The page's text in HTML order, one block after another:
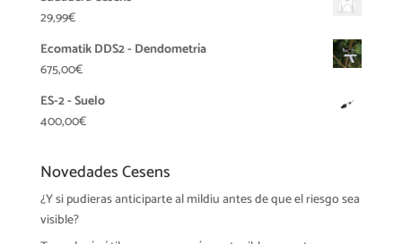
29,99€
Ecomatik DDS2 - Dendometría
675,00€
ES-2 - Suelo
400,00€
Novedades Cesens
¿Y si pudieras anticiparte al mildiu antes de que el riesgo sea
visible?